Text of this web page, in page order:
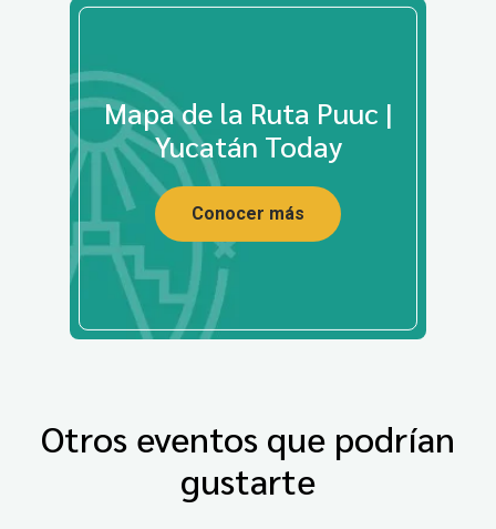
Mapa de la Ruta Puuc |
Yucatán Today
Conocer más
Otros eventos que podrían
gustarte